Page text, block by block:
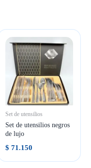
Set de utensilios
Set de utensilios negros
de lujo
$ 71.150